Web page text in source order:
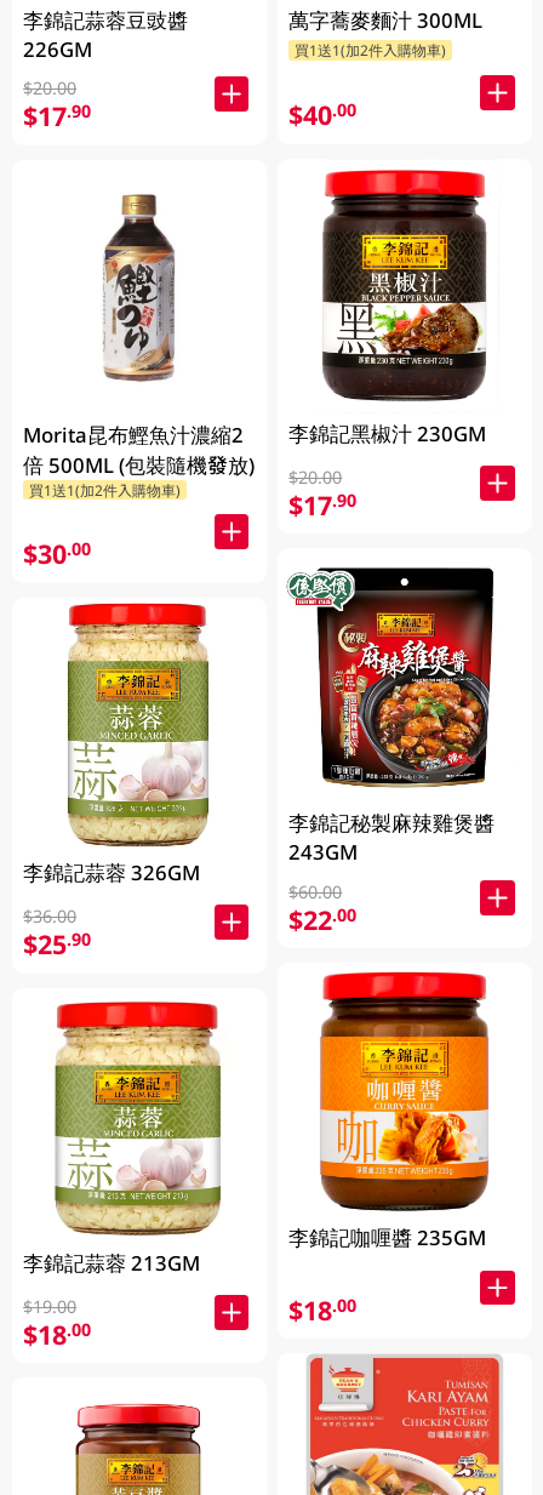
李錦記蒜蓉豆豉醬
226GM
$20.00
$17.90
Morita昆布鰹魚汁濃縮2
倍 500ML (包裝隨機發放)
買1送1(加2件入購物車)
$30.00
李錦記蒜蓉 326GM
$36.00
$25.90
李錦記蒜蓉 213GM
$19.00
$18.00
萬字蕎麥麵汁 300ML
買1送1(加2件入購物車)
$40.00
李錦記黑椒汁 230GM
$20.00
$17.90
李錦記秘製麻辣雞煲醬
243GM
$60.00
$22.00
李錦記咖喱醬 235GM
$18.00